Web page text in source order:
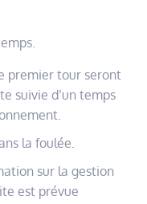
premier tour seront
suivie d’un temps
la foulée.
sur la gestion
est prévue